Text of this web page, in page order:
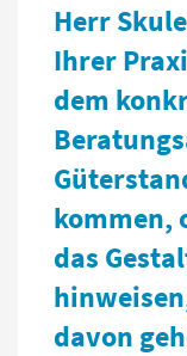
Herr
Ihrer
dem
kommen,
das
davon